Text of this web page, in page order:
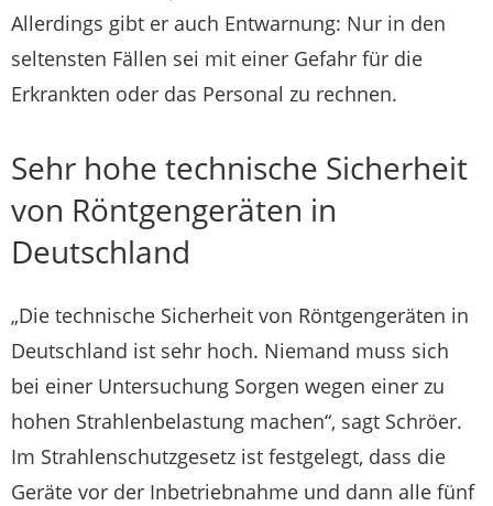
Allerdings gibt er auch Entwarnung: Nur in den
seltensten Fällen sei mit einer Gefahr für die
Erkrankten oder das Personal zu rechnen.
Sehr hohe technische Sicherheit
von Röntgengeräten in
Deutschland
„Die technische Sicherheit von Röntgengeräten in
Deutschland ist sehr hoch. Niemand muss sich
bei einer Untersuchung Sorgen wegen einer zu
hohen Strahlenbelastung machen“, sagt Schröer.
Im Strahlenschutzgesetz ist festgelegt, dass die
Geräte vor der Inbetriebnahme und dann alle fünf